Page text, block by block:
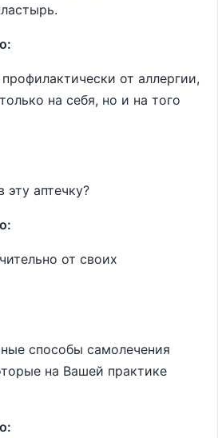
от аллергии,
на себя, но и на того
аптечку?
от своих
способы самолечения
на Вашей практике